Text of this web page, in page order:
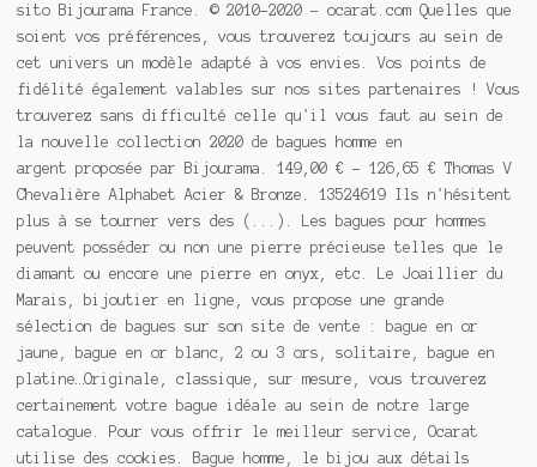
sito Bijourama France. ©2010-2020 - ocarat.com Quelles que
soient vos préférences, vous trouverez toujours au sein de
cet univers un modèle adapté à vos envies. Vos points de
fidélité également valables sur nos sites partenaires ! Vous
trouverez sans difficulté celle qu'il vous faut au sein de
la nouvelle collection 2020 de bagues homme en
argent proposée par Bijourama. 149,00 € - 126,65 € Thomas V
Chevalière Alphabet Acier & Bronze. 13524619 Ils n'hésitent
plus à se tourner vers des (...). Les bagues pour hommes
peuvent posséder ou non une pierre précieuse telles que le
diamant ou encore une pierre en onyx, etc. Le Joaillier du
Marais, bijoutier en ligne, vous propose une grande
sélection de bagues sur son site de vente : bague en or
jaune, bague en or blanc, 2 ou 3 ors, solitaire, bague en
platine…Originale, classique, sur mesure, vous trouverez
certainement votre bague idéale au sein de notre large
catalogue. Pour vous offrir le meilleur service, Ocarat
utilise des cookies. Bague homme, le bijou aux détails